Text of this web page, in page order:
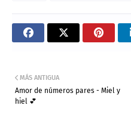
MÁS ANTIGUA
Amor de números pares - Miel y
hiel 💕